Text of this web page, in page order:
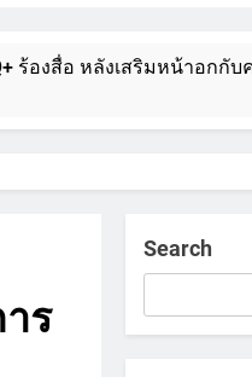
ทยา ผ่านงบ 5.7 ล้าน ปรับ ห้อง
เสริมหน้าอกกับคลินิกชื่อดัง
ร
Search